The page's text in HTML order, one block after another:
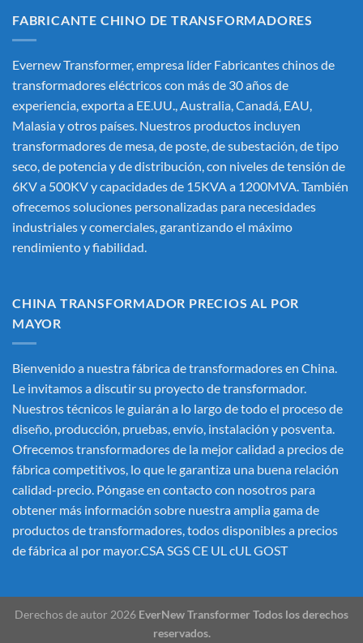
FABRICANTE CHINO DE TRANSFORMADORES
Evernew Transformer, empresa líder Fabricantes chinos de
transformadores eléctricoscon más de 30 años de
experiencia, exporta a EE.UU., Australia, Canadá, EAU,
Malasia y otros países. Nuestros productos incluyen
transformadores de mesa, de poste, de subestación, de tipo
seco, de potencia y de distribución, con niveles de tensión de
6KV a 500KV y capacidades de 15KVA a 1200MVA. También
ofrecemos soluciones personalizadas para necesidades
industriales y comerciales, garantizando el máximo
rendimiento y fiabilidad.
CHINA TRANSFORMADOR PRECIOS AL POR
MAYOR
Bienvenido a nuestra fábrica de transformadores en China.
Le invitamos a discutir su proyecto de transformador.
Nuestros técnicos le guiarán a lo largo de todo el proceso de
diseño, producción, pruebas, envío, instalación y posventa.
Ofrecemos transformadores de la mejor calidad a precios de
fábrica competitivos, lo que le garantiza una buena relación
calidad-precio. Póngase en contacto con nosotros para
obtener más información sobre nuestra amplia gama de
productos de transformadores, todos disponibles a precios
de fábrica al por mayor.CSA SGS CE UL cUL GOST
Derechos de autor 2026 EverNew Transformer Todos los derechos
reservados.